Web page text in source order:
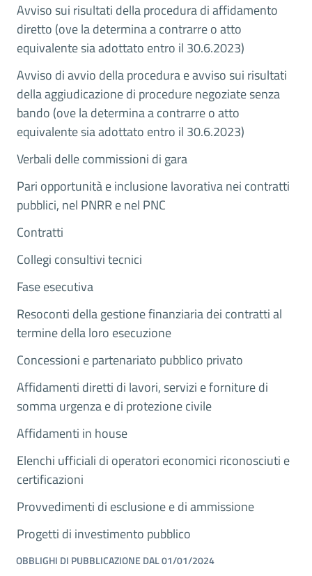
Avviso sui risultati della procedura di affidamento
diretto (ove la determina a contrarre o atto
equivalente sia adottato entro il 30.6.2023)
Avviso di avvio della procedura e avviso sui risultati
della aggiudicazione di procedure negoziate senza
bando (ove la determina a contrarre o atto
equivalente sia adottato entro il 30.6.2023)
Verbali delle commissioni di gara
Pari opportunità e inclusione lavorativa nei contratti
pubblici, nel PNRR e nel PNC
Contratti
Collegi consultivi tecnici
Fase esecutiva
Resoconti della gestione finanziaria dei contratti al
termine della loro esecuzione
Concessioni e partenariato pubblico privato
Affidamenti diretti di lavori, servizi e forniture di
somma urgenza e di protezione civile
Affidamenti in house
Elenchi ufficiali di operatori economici riconosciuti e
certificazioni
Provvedimenti di esclusione e di ammissione
Progetti di investimento pubblico
OBBLIGHI DI PUBBLICAZIONE DAL 01/01/2024